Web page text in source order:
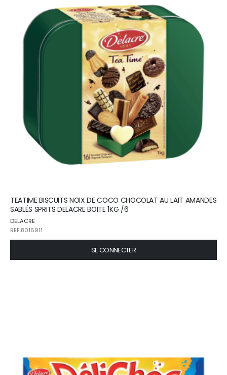
TEATIME BISCUITS NOIX DE COCO CHOCOLAT AU LAIT AMANDES
SABLÉS SPRITS DELACRE BOITE 1KG /6
DELACRE
REF.8016911
SE CONNECTER